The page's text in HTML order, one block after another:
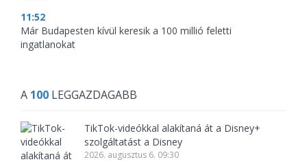
11:52
Már Budapesten kívül keresik a 100 millió feletti
ingatlanokat
A 100 LEGGAZDAGABB
TikTok-videókkal alakítaná át a Disney+
szolgáltatást a Disney
2026. augusztus 6. 09:30